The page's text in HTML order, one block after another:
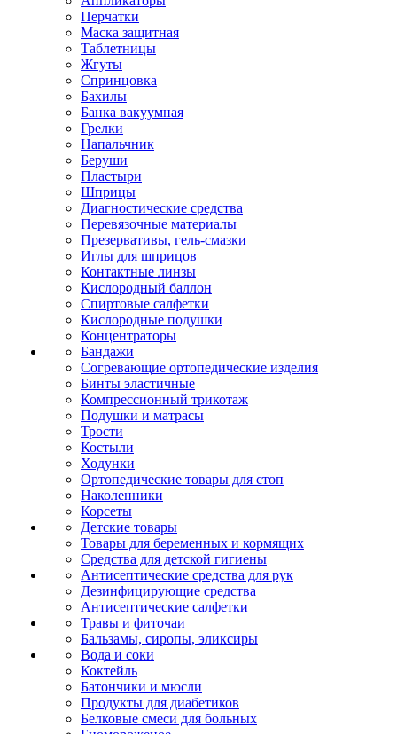
Перчатки
Маска защитная
Таблетницы
Жгуты
Спринцовка
Бахилы
Банка вакуумная
Грелки
Напальчник
Беруши
Пластыри
Шприцы
Диагностические средства
Перевязочные материалы
Презервативы, гель-смазки
Иглы для шприцов
Контактные линзы
Кислородный баллон
Спиртовые салфетки
Кислородные подушки
Концентраторы
Бандажи
Согревающие ортопедические изделия
Бинты эластичные
Компрессионный трикотаж
Подушки и матрасы
Трости
Костыли
Ходунки
Ортопедические товары для стоп
Наколенники
Корсеты
Детские товары
Товары для беременных и кормящих
Средства для детской гигиены
Антисептические средства для рук
Дезинфицирующие средства
Антисептические салфетки
Травы и фиточаи
Бальзамы, сиропы, эликсиры
Вода и соки
Коктейль
Батончики и мюсли
Продукты для диабетиков
Белковые смеси для больных